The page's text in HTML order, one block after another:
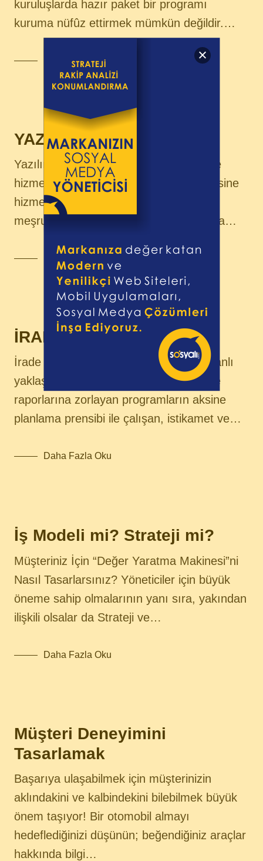
kuruluşlarda hazır paket bir programı
kuruma nüfûz ettirmek mümkün değildir.…
Daha Fazla Oku
YAZILIM VE TEŞKİLAT
Yazılım, Teşkilatı oluşturan 3 kademeye
hizmet etmelidir. İRADE “İrade kademesine
hizmet etmeyen yazılımın herhangi bir
meşruiyeti yoktur ve kurumun tamamına…
İRADE YÖNETİM SİSTEMİ
İrade Yönetim Yazılımı; muhasebe tabanlı
yaklaşım başka bir deyişle gerçekleşme
raporlarına zorlayan programların aksine
planlama prensibi ile çalışan, istikamet ve…
Daha Fazla Oku
İş Modeli mi? Strateji mi?
Müşteriniz İçin “Değer Yaratma Makinesi”ni
Nasıl Tasarlarsınız? Yöneticiler için büyük
öneme sahip olmalarının yanı sıra, yakından
ilişkili olsalar da Strateji ve…
Daha Fazla Oku
Müşteri Deneyimini
Tasarlamak
Başarıya ulaşabilmek için müşterinizin
aklındakini ve kalbindekini bilebilmek büyük
önem taşıyor! Bir otomobil almayı
hedeflediğinizi düşünün; beğendiğiniz araçlar
hakkında bilgi…